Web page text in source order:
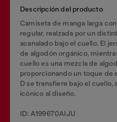
Descripción del producto
Camiseta de manga larga
regular, realzada por un
acanalado bajo el cuello. El
de algodón orgánico,
cuello es una mezcla de
proporcionando un toque de
D se transfiere bajo el cuello,
icónico al diseño.
ID: A199670AIJU